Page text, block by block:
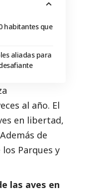
habitantes que
aliadas para
al año. El
en libertad,
de
Parques y
las aves en